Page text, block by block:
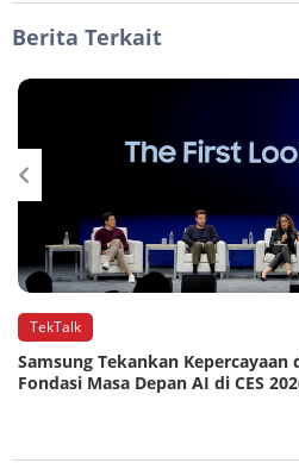
Berita Terkait
TekTalk
Samsung Tekankan Kepercayaan
Fondasi Masa Depan AI di CES